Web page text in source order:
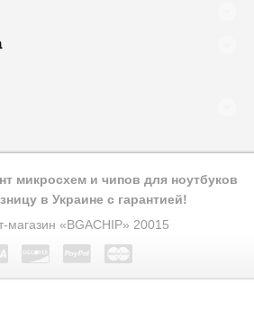
микросхем и чипов для ноутбуков
в Украине с гарантией!
магазин «BGACHIP» 20015